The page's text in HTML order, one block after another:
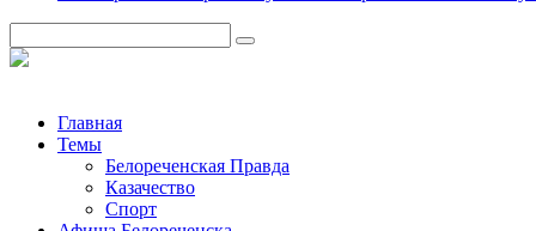
Главная
Темы
Белореченская Правда
Казачество
Спорт